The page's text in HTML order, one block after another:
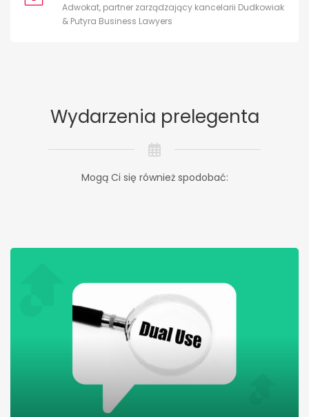
Adwokat, partner zarządzający kancelarii Dudkowiak
& Putyra Business Lawyers
Wydarzenia prelegenta
Mogą Ci się również spodobać: